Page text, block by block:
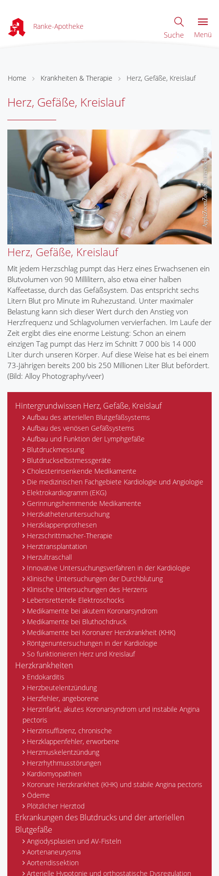
Ranke-Apotheke
Suche Menü
Home Krankheiten & Therapie Herz, Gefäße, Kreislauf
Herz, Gefäße, Kreislauf
Herz, Gefäße, Kreislauf
Mit jedem Herzschlag pumpt das Herz eines Erwachsenen ein
Blutvolumen von 90 Millilitern, also etwa einer halben
Kaffeetasse, durch das Gefäßsystem. Das entspricht sechs
Litern Blut pro Minute im Ruhezustand. Unter maximaler
Belastung kann sich dieser Wert durch den Anstieg von
Herzfrequenz und Schlagvolumen vervierfachen. Im Laufe der
Zeit ergibt dies eine enorme Leistung: Schon an einem
einzigen Tag pumpt das Herz im Schnitt 7 000 bis 14 000
Liter durch unseren Körper. Auf diese Weise hat es bei einem
73-Jährigen bereits 200 bis 250 Millionen Liter Blut befördert.
(Bild: Alloy Photography/veer)
Hintergrundwissen Herz, Gefäße, Kreislauf
Aufbau des arteriellen Blutgefäßsystems
Aufbau des venösen Gefäßsystems
Aufbau und Funktion der Lymphgefäße
Blutdruckmessung
Blutdruckselbstmessgeräte
Cholesterinsenkende Medikamente
Die medizinischen Fachgebiete Kardiologie und Angiologie
Elektrokardiogramm (EKG)
Gerinnungshemmende Medikamente
Herzkatheteruntersuchung
Herzklappenprothesen
Herzschrittmacher-Therapie
Herztransplantation
Herzultraschall
Innovative Untersuchungsverfahren in der Kardiologie
Klinische Untersuchungen der Durchblutung
Klinische Untersuchungen des Herzens
Lebensrettende Elektroschocks
Medikamente bei akutem Koronarsyndrom
Medikamente bei Bluthochdruck
Medikamente bei Koronarer Herzkrankheit (KHK)
Röntgenuntersuchungen in der Kardiologie
So funktionieren Herz und Kreislauf
Herzkrankheiten
Endokarditis
Herzbeutelentzündung
Herzfehler, angeborene
Herzinfarkt, akutes Koronarsyndrom und instabile Angina
pectoris
Herzinsuffizienz, chronische
Herzklappenfehler, erworbene
Herzmuskelentzündung
Herzrhythmusstörungen
Kardiomyopathien
Koronare Herzkrankheit (KHK) und stabile Angina pectoris
Ödeme
Plötzlicher Herztod
Erkrankungen des Blutdrucks und der arteriellen
Blutgefäße
Angiodysplasien und AV-Fisteln
Aortenaneurysma
Aortendissektion
Arterielle Hypotonie und orthostatische Dysregulation